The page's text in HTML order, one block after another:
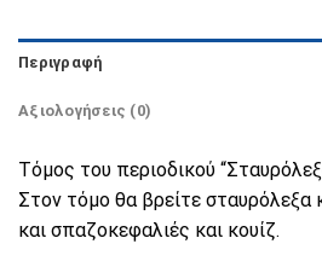
Περιγραφή
Αξιολογήσεις (0)
Τόμος του περιοδικού
Στον τόμο θα βρείτε σταυρόλεξα
και σπαζοκεφαλιές και κουίζ.